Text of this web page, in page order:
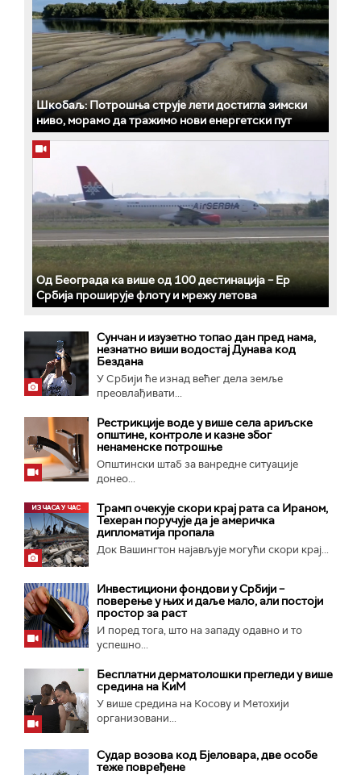
Шкобаљ: Потрошња струје лети достигла зимски
ниво, морамо да тражимо нови енергетски пут
Од Београда ка више од 100 дестинација – Ер
Србија проширује флоту и мрежу летова
Сунчан и изузетно топао дан пред нама,
незнатно виши водостај Дунава код
Бездана
У Србији ће изнад већег дела земље
преовлађивати...
Рестрикције воде у више села ариљске
општине, контроле и казне због
ненаменске потрошње
Општински штаб за ванредне ситуације
донео...
Трамп очекује скори крај рата са Ираном,
Техеран поручује да је америчка
дипломатија пропала
Док Вашингтон најављује могући скори крај...
Инвестициони фондови у Србији –
поверење у њих и даље мало, али постоји
простор за раст
И поред тога, што на западу одавно и то
успешно...
Бесплатни дерматолошки прегледи у више
средина на КиМ
У више средина на Косову и Метохији
организовани...
Судар возова код Бјеловара, две особе
теже повређене